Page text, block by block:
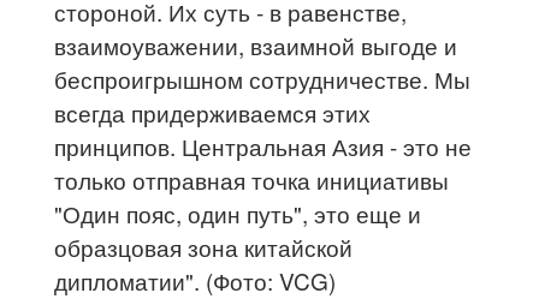
стороной. Их суть - в равенстве,
взаимоуважении, взаимной выгоде и
беспроигрышном сотрудничестве. Мы
всегда придерживаемся этих
принципов. Центральная Азия - это не
только отправная точка инициативы
"Один пояс, один путь", это еще и
образцовая зона китайской
дипломатии". (Фото: VCG)